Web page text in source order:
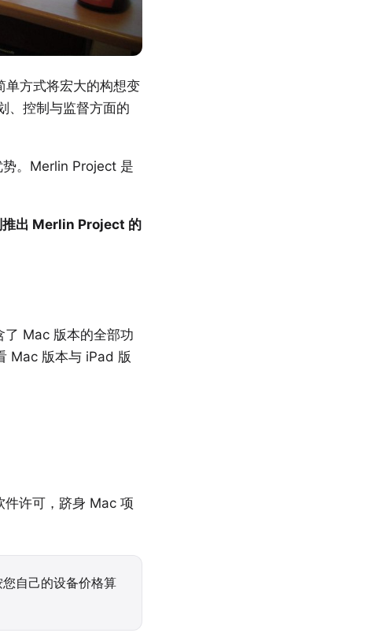
方式将宏大的构想变
、控制与监督方面的
势。Merlin Project 是
推出 Merlin Project 的
Mac 版本的全部功
Mac 版本与 iPad 版
许可，跻身 Mac 项
您自己的设备价格算